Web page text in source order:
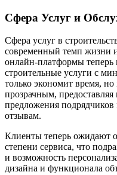
Сфера Услуг и
Сфера услуг в
современный темп жизни
онлайн-платформы теперь
строительные услуги с
только экономит время, но
прозрачным,
предложения подрядчиков
отзывам.
Клиенты теперь ожидают
степени сервиса, что
и возможность
дизайна и функционала